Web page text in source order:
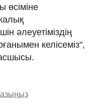
өсіміне
әлеуетіміздің
келісеміз",